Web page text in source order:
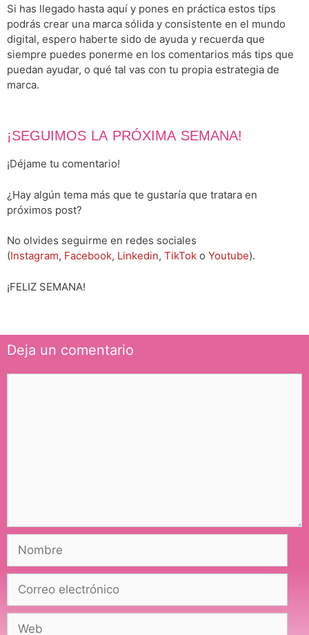
Si has llegado hasta aquí y pones en práctica estos tips
podrás crear una marca sólida y consistente en el mundo
digital, espero haberte sido de ayuda y recuerda que
siempre puedes ponerme en los comentarios más tips que
puedan ayudar, o qué tal vas con tu propia estrategia de
marca.
¡SEGUIMOS LA PRÓXIMA SEMANA!
¡Déjame tu comentario!
¿Hay algún tema más que te gustaría que tratara en
próximos post?
No olvides seguirme en redes sociales
(Instagram, Facebook, Linkedin, TikTok o Youtube).
¡FELIZ SEMANA!
Deja un comentario